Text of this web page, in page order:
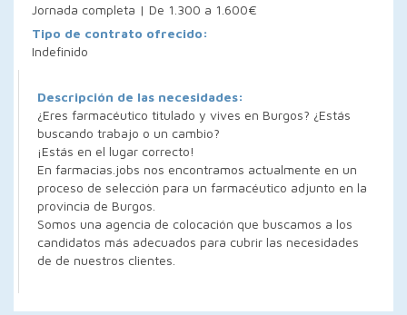
Jornada completa | De 1.300 a 1.600€
Tipo de contrato ofrecido:
Indefinido
Descripción de las necesidades:
¿Eres farmacéutico titulado y vives en Burgos? ¿Estás
buscando trabajo o un cambio?
¡Estás en el lugar correcto!
En farmacias.jobs nos encontramos actualmente en un
proceso de selección para un farmacéutico adjunto en la
provincia de Burgos.
Somos una agencia de colocación que buscamos a los
candidatos más adecuados para cubrir las necesidades
de de nuestros clientes.